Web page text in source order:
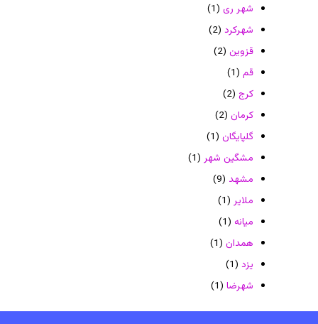
شهر ری (1)
شهرکرد (2)
قزوین (2)
قم (1)
کرج (2)
کرمان (2)
گلپایگان (1)
مشگین شهر (1)
مشهد (9)
ملایر (1)
میانه (1)
همدان (1)
یزد (1)
شهرضا (1)